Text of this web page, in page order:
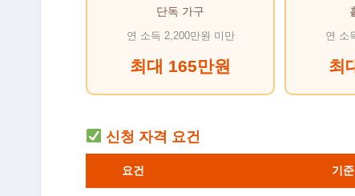
단독 가구
연 소득 2,200만원 미만
최대 165만원
연 소
최
신청 자격 요건
요건 기준